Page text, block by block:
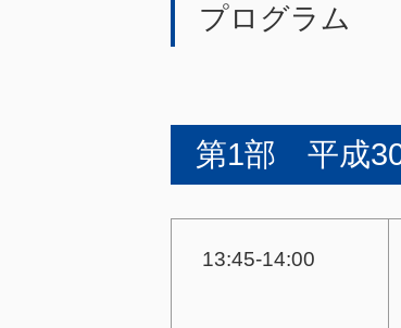
プログラム
第1部 平成
13:45-14:00